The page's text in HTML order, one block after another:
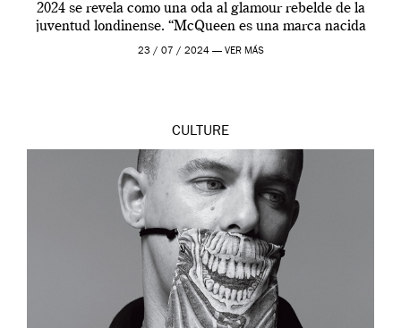
2024 se revela como una oda al glamour rebelde de la
juventud londinense. “McQueen es una marca nacida
en Londres y siempre ha […]
23 / 07 / 2024 — VER MÁS
CULTURE